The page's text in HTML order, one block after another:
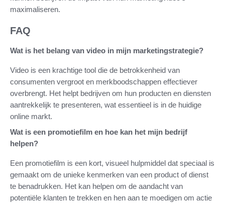
maximaliseren.
FAQ
Wat is het belang van video in mijn marketingstrategie?
Video is een krachtige tool die de betrokkenheid van
consumenten vergroot en merkboodschappen effectiever
overbrengt. Het helpt bedrijven om hun producten en diensten
aantrekkelijk te presenteren, wat essentieel is in de huidige
online markt.
Wat is een promotiefilm en hoe kan het mijn bedrijf
helpen?
Een promotiefilm is een kort, visueel hulpmiddel dat speciaal is
gemaakt om de unieke kenmerken van een product of dienst
te benadrukken. Het kan helpen om de aandacht van
potentiële klanten te trekken en hen aan te moedigen om actie